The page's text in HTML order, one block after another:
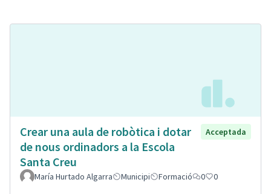
Crear una aula de robòtica i dotar
de nous ordinadors a la Escola
Santa Creu
Acceptada
María Hurtado Algarra Municipi Formació 0 0